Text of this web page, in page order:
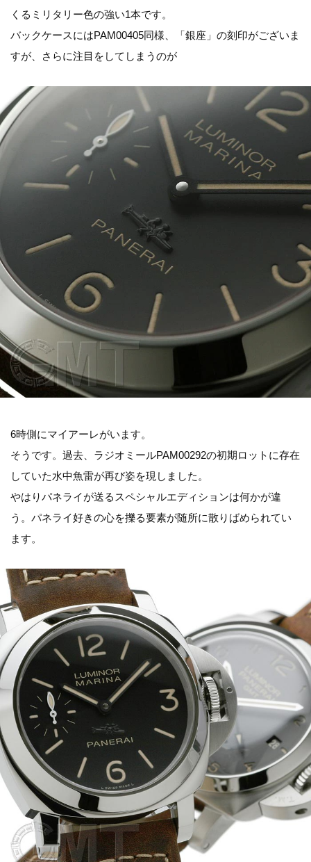
くるミリタリー色の強い1本です。
バックケースにはPAM00405同様、「銀座」の刻印がございま
すが、さらに注目をしてしまうのが
6時側にマイアーレがいます。
そうです。過去、ラジオミールPAM00292の初期ロットに存在
していた水中魚雷が再び姿を現しました。
やはりパネライが送るスペシャルエディションは何かが違
う。パネライ好きの心を擽る要素が随所に散りばめられてい
ます。